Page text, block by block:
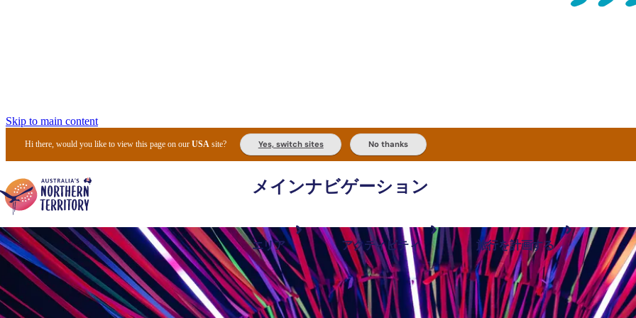
Skip to main content
Hi there, would you like to view this page on ourUSA site? Yes, switch sites No thanks
メインナビゲーション
エリア
最も人気が高い場所 アウトバックとアウトドア 地域ごとに散
アクティビティ
体験 旅行タイプ 現地でしたいこと
旅行を計画する
計画と予約 実用的な情報 計画ツール
検索: